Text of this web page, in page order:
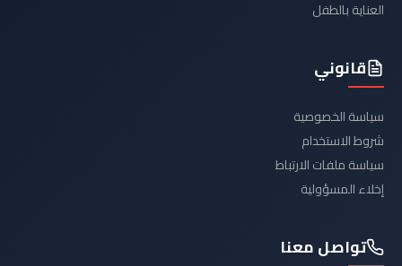
العناية بالطفل
قانوني
سياسة الخصوصية
شروط الاستخدام
سياسة ملفات الارتباط
إخلاء المسؤولية
تواصل معنا